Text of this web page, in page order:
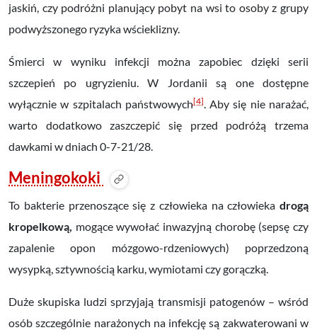
jaskiń, czy podróżni planujący pobyt na wsi to osoby z grupy
podwyższonego ryzyka wścieklizny.
Śmierci w wyniku infekcji można zapobiec dzięki serii
szczepień po ugryzieniu. W Jordanii są one dostępne
wyłącznie w szpitalach państwowych[4]. Aby się nie narażać,
warto dodatkowo zaszczepić się przed podróżą trzema
dawkami w dniach 0-7-21/28.
Meningokoki
To bakterie przenoszące się z człowieka na człowieka drogą
kropelkową, mogące wywołać inwazyjną chorobę (sepsę czy
zapalenie opon mózgowo-rdzeniowych) poprzedzoną
wysypką, sztywnością karku, wymiotami czy gorączką.
Duże skupiska ludzi sprzyjają transmisji patogenów – wśród
osób szczególnie narażonych na infekcję są zakwaterowani w